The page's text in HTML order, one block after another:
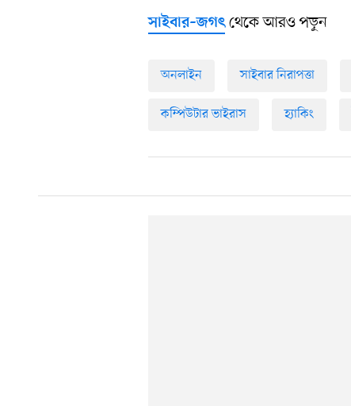
সাইবার–জগৎথেকে আরও পড়ুন
অনলাইন সাইবার নিরাপত্তা
কম্পিউটার ভাইরাস হ্যাকিং